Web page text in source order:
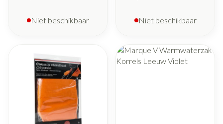
Niet beschikbaar Niet beschikbaar